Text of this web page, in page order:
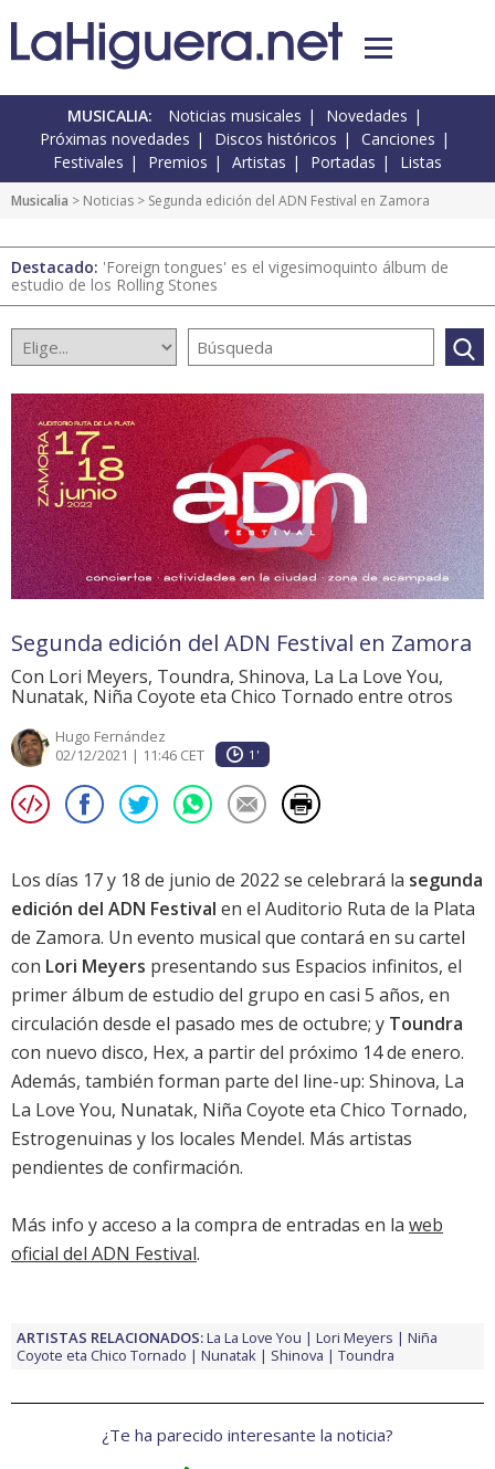
MUSICALIA: Noticias musicales
Novedades
Próximas novedades
Discos históricos
Canciones
Festivales
Premios Artistas Portadas Listas
Musicalia > Noticias > Segunda edición del ADN Festival en Zamora
Destacado: 'Foreign tongues' es el vigesimoquinto álbum de
estudio de los Rolling Stones
Segunda edición del ADN Festival en Zamora
Con Lori Meyers, Toundra, Shinova, La La Love You,
Nunatak, Niña Coyote eta Chico Tornado entre otros
Hugo Fernández
02/12/2021 | 11:46 CET
1'
Los días 17 y 18 de junio de 2022 se celebrará la segunda
edición del ADN Festival en el Auditorio Ruta de la Plata
de Zamora. Un evento musical que contará en su cartel
con Lori Meyers presentando sus Espacios infinitos, el
primer álbum de estudio del grupo en casi 5 años, en
circulación desde el pasado mes de octubre; y Toundra
con nuevo disco, Hex, a partir del próximo 14 de enero.
Además, también forman parte del line-up: Shinova, La
La Love You, Nunatak, Niña Coyote eta Chico Tornado,
Estrogenuinas y los locales Mendel. Más artistas
pendientes de confirmación.
Más info y acceso a la compra de entradas en la web
oficial del ADN Festival.
ARTISTAS RELACIONADOS:La La Love You Lori Meyers
Niña
Coyote eta Chico Tornado
Nunatak Shinova Toundra
¿Te ha parecido interesante la noticia?